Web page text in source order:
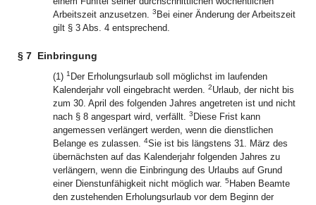
Arbeitszeit anzusetzen. 3 Bei einer Änderung der Arbeitszeit
gilt § 3 Abs. 4 entsprechend.
§ 7 Einbringung
(1) 1 Der Erholungsurlaub soll möglichst im laufenden
Kalenderjahr voll eingebracht werden. 2Urlaub, der nicht bis
zum 30. April des folgenden Jahres angetreten ist und nicht
nach § 8 angespart wird, verfällt. 3 Diese Frist kann
angemessen verlängert werden, wenn die dienstlichen
Belange es zulassen. 4Sie ist bis längstens 31. März des
übernächsten auf das Kalenderjahr folgenden Jahres zu
verlängern, wenn die Einbringung des Urlaubs auf Grund
einer Dienstunfähigkeit nicht möglich war. 5 Haben Beamte
den zustehenden Erholungsurlaub vor dem Beginn der